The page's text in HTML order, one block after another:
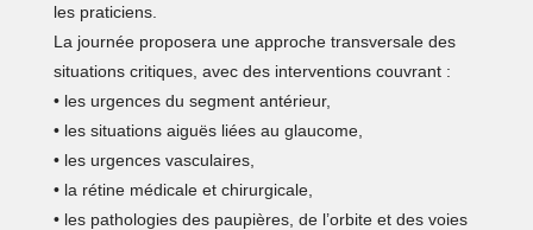
les praticiens.
La journée proposera une approche transversale des
situations critiques, avec des interventions couvrant :
• les urgences du segment antérieur,
• les situations aiguës liées au glaucome,
• les urgences vasculaires,
• la rétine médicale et chirurgicale,
• les pathologies des paupières, de l’orbite et des voies